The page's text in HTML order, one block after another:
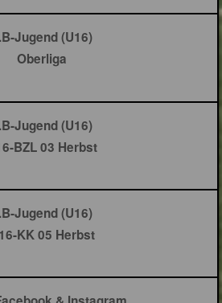
Jugend (U16)
Oberliga
Jugend (U16)
BZL 03 Herbst
Jugend (U16)
KK 05 Herbst